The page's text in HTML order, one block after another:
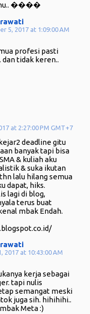
����
5, 2017 at 1:09:00 AM
profesi pasti
dan tidak keren..
at 2:27:00 PM GMT+7
deadline gitu
banyak tapi bisa
& kuliah aku
& suka ikutan
lalu hilang semua
dapat, hiks.
lagi di blog,
terus buat
mbak Endah.
2017 at 10:43:00 AM
kerja sebagai
tapi nulis
semangat meski
juga sih. hihihihi..
Meta :)